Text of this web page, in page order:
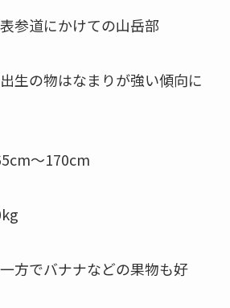
参道にかけての山岳部
生の物はなまりが強い傾向に
～170cm
方でバナナなどの果物も好